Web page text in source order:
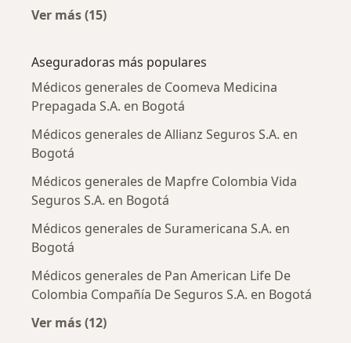
Ver más (15)
Aseguradoras más populares
Médicos generales de Coomeva Medicina
Prepagada S.A. en Bogotá
Médicos generales de Allianz Seguros S.A. en
Bogotá
Médicos generales de Mapfre Colombia Vida
Seguros S.A. en Bogotá
Médicos generales de Suramericana S.A. en
Bogotá
Médicos generales de Pan American Life De
Colombia Compañía De Seguros S.A. en Bogotá
Ver más (12)